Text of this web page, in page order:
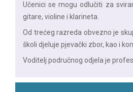
Učenici se mogu odlučiti za
gitare, violine i klarineta.
Od trećeg razreda obvezno je
školi djeluje pjevački zbor, kao i
Voditelj područnog odjela je